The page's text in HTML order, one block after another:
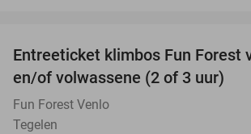
Entreeticket klimbos Fun Forest
en/of volwassene (2 of 3 uur)
Fun Forest Venlo
Tegelen